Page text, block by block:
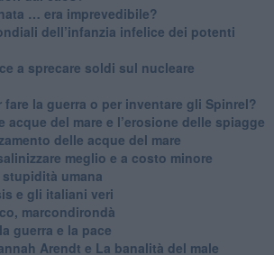
… era imprevedibile?
dell’infanzia infelice dei potenti
a sprecare soldi sul nucleare
fare la guerra o per inventare gli Spinrel?
acque del mare e l’erosione delle spiagge
delle acque del mare
meglio e a costo minore
umana
e gli italiani veri
marcondirondà
guerra e la pace
Arendt e La banalità del male